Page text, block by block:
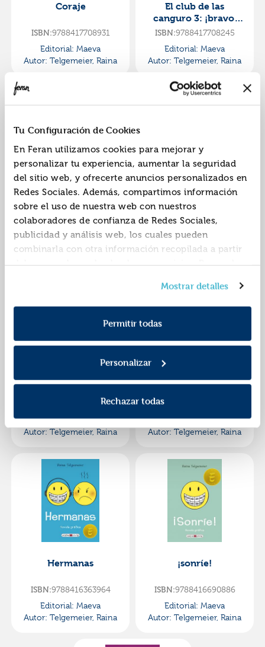
Tu Configuración de Cookies
En Feran utilizamos cookies para mejorar y
personalizar tu experiencia, aumentar la seguridad
del sitio web, y ofrecerte anuncios personalizados en
Redes Sociales. Además, compartimos información
sobre el uso de nuestra web con nuestros
colaboradores de confianza de Redes Sociales,
publicidad y análisis web, los cuales pueden
combinarla con otra información recopilada a partir
del uso que hayas hecho de sus servicios. Recuerda
consentimiento en cualquier momento. Para más
información consulta laPolítica de Cookiesy la
Política de Privacidad.
Mostrar detalles
Permitir todas
Personalizar
Rechazar todas
Coraje
ISBN:9788417708931
Editorial: Maeva
Autor: Telgemeier, Raina
El club de las
canguro 3: ¡bravo,
mary anne!
ISBN:9788417708245
Editorial: Maeva
Autor: Telgemeier, Raina
El club de las
canguro 4: el talento
de claudia
ISBN:9788417708719
Editorial:Maeva
Autor:Telgemeier, Raina
El club de las
canguro 1: ¡buena
idea, kristy!
ISBN:9788417108762
Editorial:Maeva
Autor:Telgemeier, Raina
Fantasmas
9788417708504
Editorial:Maeva
Autor: Telgemeier, Raina
El club de las
ISBN:
Editorial:Maeva
Autor: Telgemeier, Raina
Hermanas
ISBN:9788416363964
Editorial: Maeva
Autor: Telgemeier, Raina
¡sonríe!
ISBN:9788416690886
Editorial: Maeva
Autor: Telgemeier, Raina